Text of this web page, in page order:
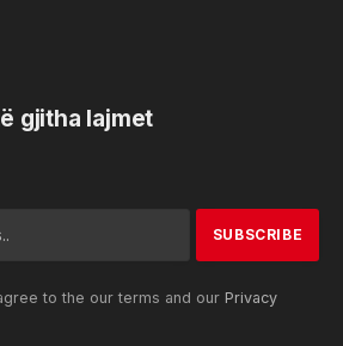
gjitha lajmet
to the our terms and our Privacy